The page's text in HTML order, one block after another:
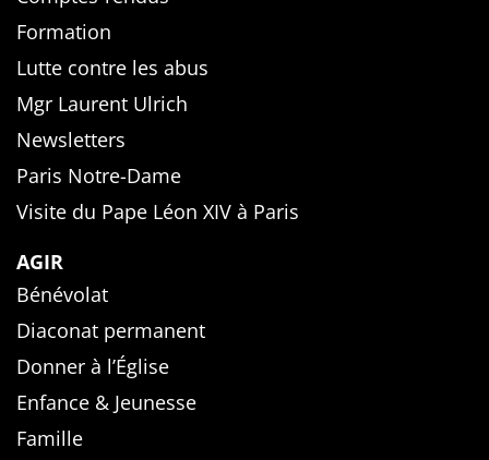
Formation
Lutte contre les abus
Mgr Laurent Ulrich
Newsletters
Paris Notre-Dame
Visite du Pape Léon XIV à Paris
AGIR
Bénévolat
Diaconat permanent
Donner à l’Église
Enfance & Jeunesse
Famille